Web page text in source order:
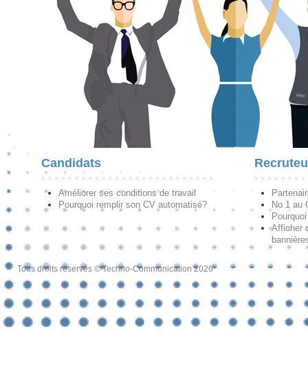
Candidats
Améliorer ses conditions de travail
Pourquoi remplir son CV automatisé?
No 1 au
Afficher
Tous droits réservés © Techno-Communication 2026